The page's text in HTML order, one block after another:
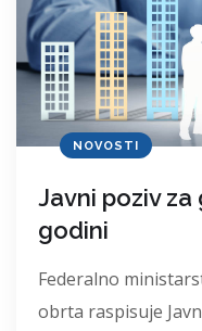
NOVOSTI
Javni poziv za
godini
Federalno
obrta raspisuje